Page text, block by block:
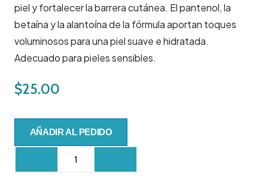
piel y fortalecer la barrera cutánea. El pantenol, la
betaína y la alantoína de la fórmula aportan toques
voluminosos para una piel suave e hidratada.
Adecuado para pieles sensibles.
$25.00
Madagascar
Centella
Probio-
AÑADIR AL PEDIDO